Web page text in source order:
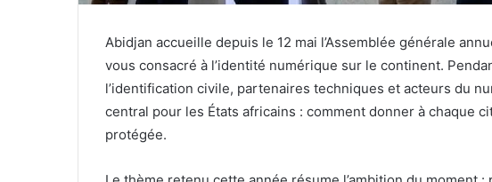
Abidjan accueille depuis le 12 mai l’Assemblée générale
vous consacré à l’identité numérique sur le continent.
l’identification civile, partenaires techniques et acteurs du
central pour les États africains : comment donner à chaque
protégée.